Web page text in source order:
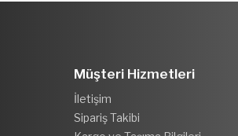
Müşteri Hizmetleri
İletişim
Sipariş Takibi